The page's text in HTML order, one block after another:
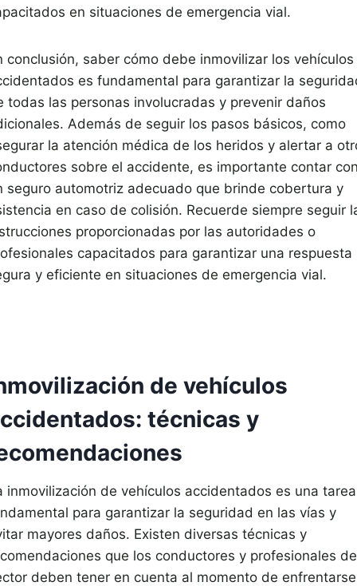
en situaciones de emergencia vial.
conclusión, saber cómo debe inmovilizar los vehículos
es fundamental para garantizar la
todas las personas involucradas y prevenir daños
Además de seguir los pasos básicos, como
la atención médica de los heridos y alertar a
sobre el accidente, es importante contar
seguro automotriz adecuado que brinde cobertura y
en caso de colisión. Recuerde siempre seguir
proporcionadas por las autoridades o
capacitados para garantizar una respuesta
y eficiente en situaciones de emergencia vial.
de vehículos
técnicas y
inmovilización de vehículos accidentados es una tarea
para garantizar la seguridad en las vías y
mayores daños. Existen diversas técnicas y
que los conductores y profesionales
deben tener en cuenta al momento de